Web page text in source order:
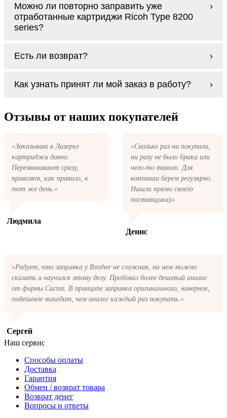
доставляем Вам картриджи Ricoh Type 8200
series
series наличными курьеру при получении
заказа.
Можно ли повторно заправить уже
отработанные картриджи Ricoh Type 8200
series?
процесс проще, в случае с оригиналами
В любом случае вы можете заправить
картриджи Ricoh Type 8200 series. У нас
любых моделей принтеров.
Есть ли возврат?
какой-то причине вам не подошли, мы при
Как узнать принят ли мой заказ в работу?
Ricoh Type 8200 series на указанную вами
электронную почту придёт письмо с копией
чтобы оформить доставку. Если вы не
получили письмо с копией заказа,
пожалуйста, свяжитесь с нами через сервис
обратная связь, или позвоните.
Отзывы от наших покупателей
«Заказываю в Лазерке
картриджи давно.
Перезванивают сразу,
привозят, как правило, в
тот же день.»
Людмила
«Сколько раз ни покупали,
ни разу не было брака или
чего-то такого. Для
компании берем регулярно.
Нашли прямо своего
поставщика)»
Денис
«Радует, что заправка у Brother не сложная, на нем можно
сказать и научился этому делу. Пробовал более дешевый аналог
от фирмы Cactus. В принципе заправка оригинального, наверное,
подешевле выходит, чем аналог каждый раз покупать.»
Сергей
Наш сервис
Способы оплаты
Доставка
Гарантия
Обмен / возврат товара
Возврат денег
Вопросы и ответы